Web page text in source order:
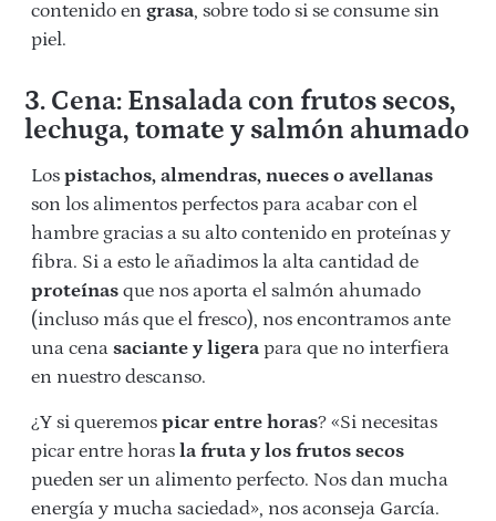
contenido en grasa, sobre todo si se consume sin
piel.
3. Cena: Ensalada con frutos secos,
lechuga, tomate y salmón ahumado
Los pistachos, almendras, nueces o avellanas
son los alimentos perfectos para acabar con el
hambre gracias a su alto contenido en proteínas y
fibra. Si a esto le añadimos la alta cantidad de
proteínas que nos aporta el salmón ahumado
(incluso más que el fresco), nos encontramos ante
una cena saciante y ligera para que no interfiera
en nuestro descanso.
¿Y si queremos picar entre horas? «Si necesitas
picar entre horas la fruta y los frutos secos
pueden ser un alimento perfecto. Nos dan mucha
energía y mucha saciedad», nos aconseja García.